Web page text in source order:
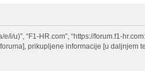
u)”, “F1-HR.com”, “https://forum.f1-
prikupljene informacije [u daljnjem